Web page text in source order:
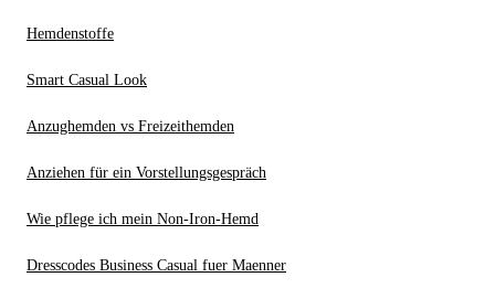
Hemdenstoffe
Smart Casual Look
Anzughemden vs Freizeithemden
Anziehen für ein Vorstellungsgespräch
Wie pflege ich mein Non-Iron-Hemd
Dresscodes Business Casual fuer Maenner